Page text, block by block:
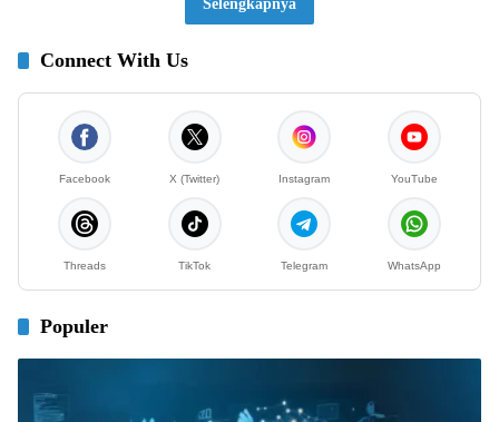
Selengkapnya
Connect With Us
Facebook X (Twitter) Instagram YouTube
Threads TikTok Telegram WhatsApp
Populer